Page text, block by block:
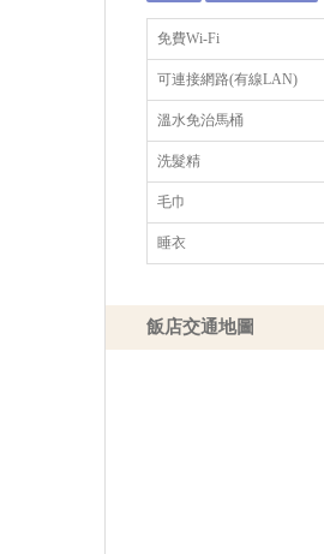
免費Wi-Fi
可連接網路(有線LAN)
溫水免治馬桶
洗髮精
毛巾
睡衣
飯店交通地圖